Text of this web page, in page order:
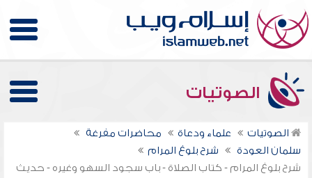
الصوتيات
الصوتيات علماء ودعاة
محاضرات مفرغة
سلمان العودة
شرح بلوغ المرام
شرح بلوغ المرام - كتاب الصلاة - باب سجود السهو وغيره - حديث